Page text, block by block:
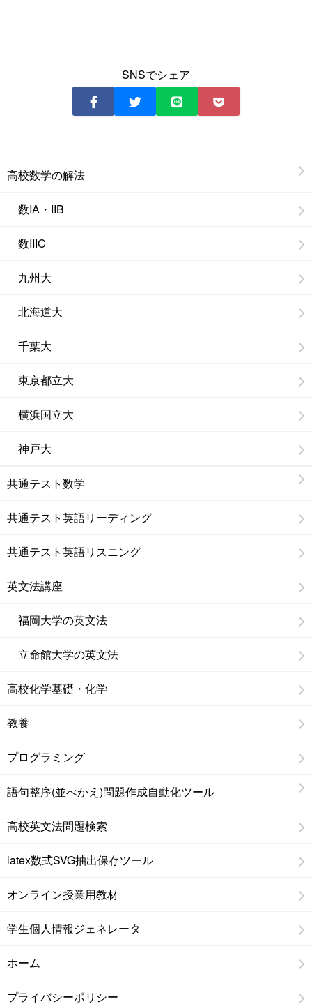
SNSでシェア
高校数学の解法
数IA・IIB
数IIIC
九州大
北海道大
千葉大
東京都立大
横浜国立大
神戸大
共通テスト数学
共通テスト英語リーディング
共通テスト英語リスニング
英文法講座
福岡大学の英文法
立命館大学の英文法
高校化学基礎・化学
教養
プログラミング
語句整序(並べかえ)問題作成自動化ツール
高校英文法問題検索
latex数式SVG抽出保存ツール
オンライン授業用教材
学生個人情報ジェネレータ
ホーム
プライバシーポリシー